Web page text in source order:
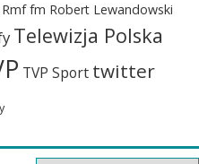
Rmf fm Robert Lewandowski
Telewizja Polska
TVP Sport twitter